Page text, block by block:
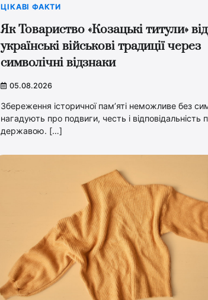
ЦІКАВІ ФАКТИ
Як Товариство «Козацькі титули»
українські військові традиції через
символічні відзнаки
05.08.2026
Збереження історичної пам’яті неможливе без
нагадують про подвиги, честь і відповідальність
державою. […]